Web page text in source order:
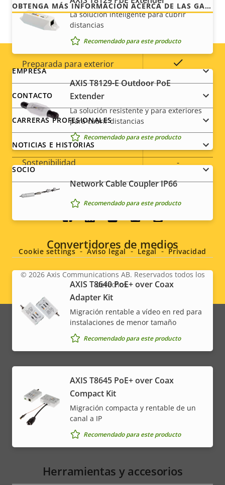
memoria)
Temperatura de
funcionamiento
Preparada para exterior
Clasificación de vandalismo IK10
Clasificación IP IP66
Diseñado para repintar Sí
Sostenibilidad -
La solución inteligente para cubrir
distancias
Recomendado para este producto
AXIS T8129-E Outdoor PoE
Extender
La solución resistente y para exteriores
para cubrir distancias
Recomendado para este producto
Network Cable Coupler IP66
Recomendado para este producto
Convertidores de medios
AXIS T8640 PoE+ over Coax
Adapter Kit
Migración rentable a vídeo en red para
instalaciones de menor tamaño
Recomendado para este producto
AXIS T8645 PoE+ over Coax
Compact Kit
Migración compacta y rentable de un
canal a IP
Recomendado para este producto
Herramientas y accesorios
OBTENGA MÁS INFORMACIÓN ACERCA DE LAS GARANTÍAS DE AXIS
Footer
menu
EMPRESA
CONTACTO
CARRERAS PROFESIONALES
NOTICIAS E HISTORIAS
SOCIO
Social
menu
Legal
menu
© 2026Axis Communications AB. Reservados todos los
derechos.
Cookie settings Aviso legal Legal Privacidad